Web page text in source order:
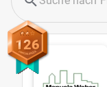
126